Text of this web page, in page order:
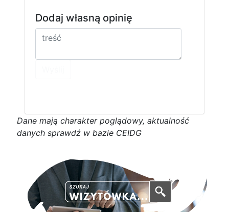
Dodaj własną opinię
Dane mają charakter poglądowy, aktualność
danych sprawdź w bazie CEIDG